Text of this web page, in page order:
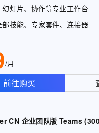
幻灯片、协作等专业工作台
部技能、专家套件、连接器
/月
前往购买
CN 企业团队版 Teams